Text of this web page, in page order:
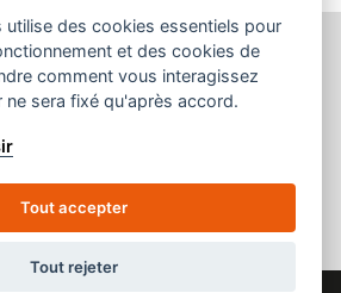
utilise des cookies essentiels pour
et des cookies de
comment vous interagissez
ne sera fixé qu'après accord.
Tout accepter
Tout rejeter